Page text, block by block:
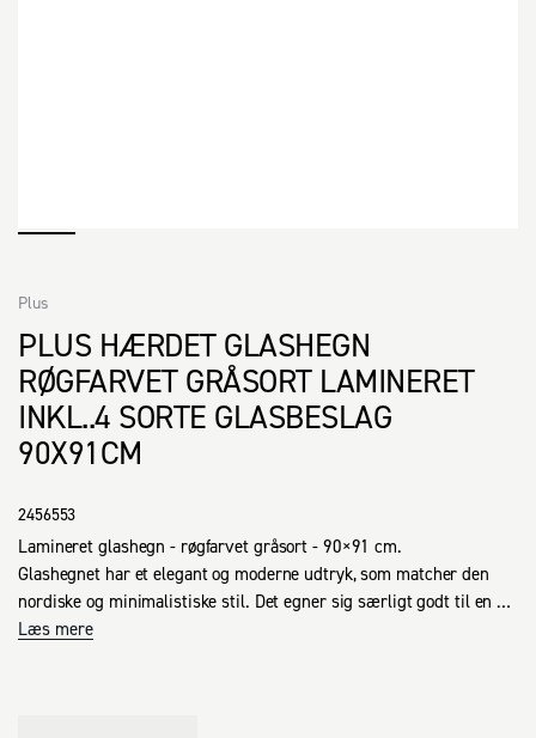
PLUS HÆRDET GLASHEGN
RØGFARVET GRÅSORT LAMINERET
INKL..4 SORTE GLASBESLAG
90X91CM
Plus
2456553
Lamineret glashegn - røgfarvet gråsort - 90×91 cm.
Glashegnet har et elegant og moderne udtryk, som matcher den
nordiske og minimalistiske stil. Det egner sig særligt godt til en
høj terrasse, altan eller balkon.
Læs mere